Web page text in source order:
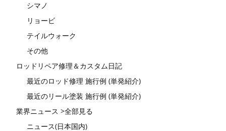
シマノ
リョービ
テイルウォーク
その他
ロッドリペア修理＆カスタム日記
最近のロッド修理 施行例 (単発紹介)
最近のリール塗装 施行例 (単発紹介)
業界ニュース >全部見る
ニュース(日本国内)